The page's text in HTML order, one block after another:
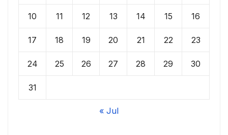
10 11 12 13 14 15 16
17 18 19 20 21 22 23
24 25 26 27 28 29 30
31
« Jul